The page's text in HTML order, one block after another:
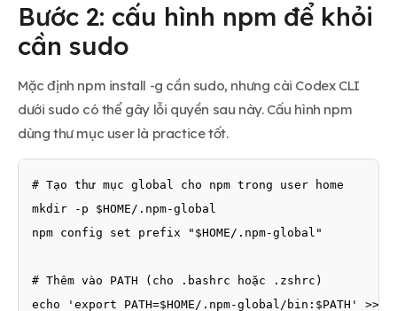
Bước 2: cấu hình npm để khỏi
cần sudo
Mặc định npm install -g cần sudo, nhưng cài Codex CLI
dưới sudo có thể gây lỗi quyền sau này. Cấu hình npm
dùng thư mục user là practice tốt.
# Tạo thư mục global cho npm trong user home
mkdir -p $HOME/.npm-global
npm config set prefix "$HOME/.npm-global"
# Thêm vào PATH (cho .bashrc hoặc .zshrc)
echo 'export PATH=$HOME/.npm-global/bin:$PATH' >>